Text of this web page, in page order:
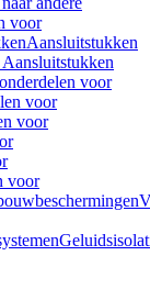
voor
Aansluitstukken
voor
voor
voor
voor